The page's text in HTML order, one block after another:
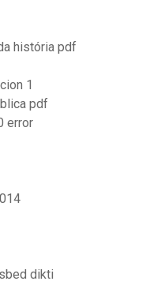
história pdf
1
pdf
error
dikti